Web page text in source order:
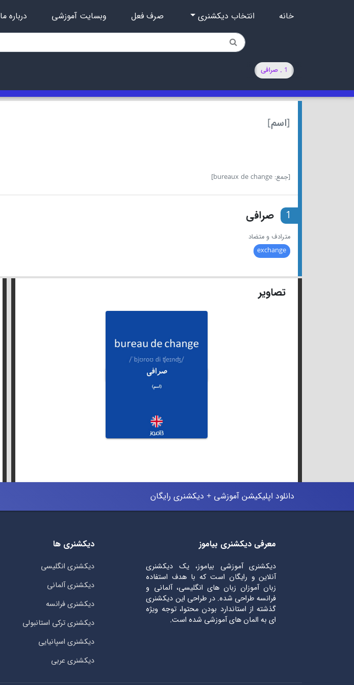
خانه انتخاب دیکشنری صرف فعل وبسایت آموزشی درباره ما
1 . صرافی
[اسم]
[جمع: bureaux de change]
1 صرافی
مترادف و متضاد
exchange
تصاویر
دانلود اپلیکیشن آموزشی + دیکشنری رایگان
معرفی دیکشنری بیاموز
دیکشنری آموزشی بیاموز، یک دیکشنری
آنلاین و رایگان است که با هدف استفاده
زبان آموزان زبان های انگلیسی، آلمانی و
فرانسه طراحی شده. در طراحی این دیکشنری
گذشته از استاندارد بودن محتوا، توجه ویژه
ای به المان های آموزشی شده است.
دیکشنری ها
دیکشنری انگلیسی
دیکشنری آلمانی
دیکشنری فرانسه
دیکشنری ترکی استانبولی
دیکشنری اسپانیایی
دیکشنری عربی